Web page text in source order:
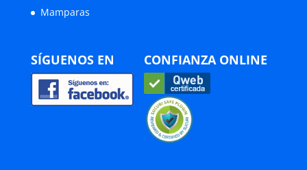
Mamparas
SÍGUENOS EN CONFIANZA ONLINE